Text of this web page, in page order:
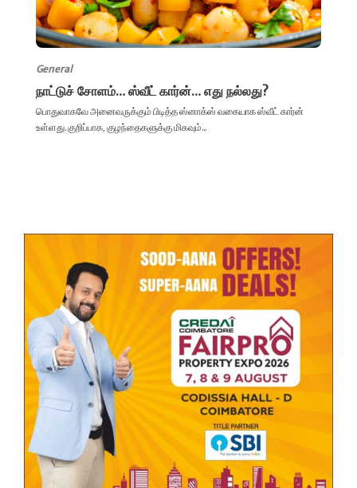
General
நாட்டுச் சோளம்… ஸ்வீட் கார்ன்… எது நல்லது?
பொதுவாகவே அனைவருக்கும் பிடித்த ஸ்னாக்ஸ் வகையாக ஸ்வீட் கார்ன்
உள்ளது. குறிப்பாக, குழந்தைகளுக்கு மிகவும்...